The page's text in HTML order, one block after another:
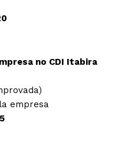
no CDI Itabira
empresa